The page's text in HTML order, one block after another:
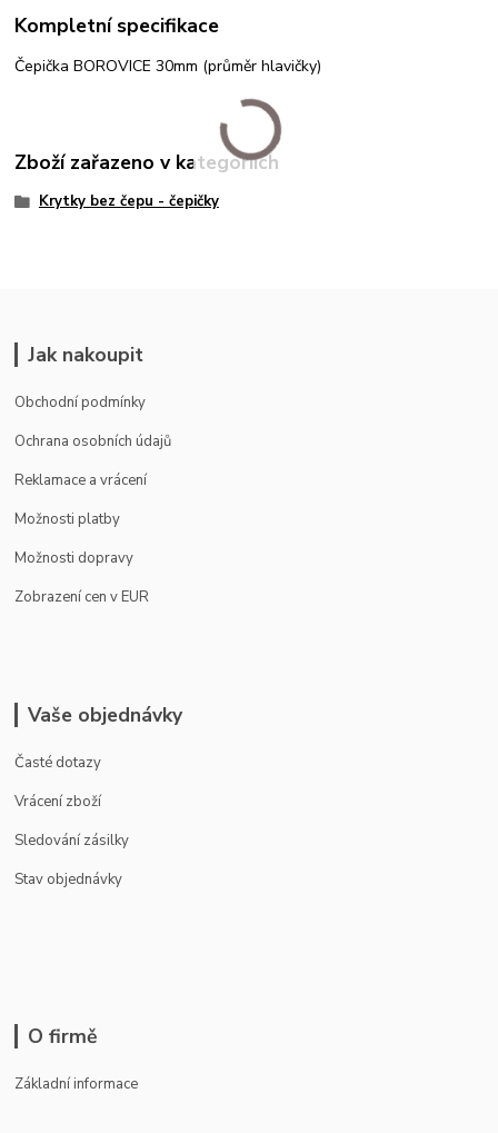
Kompletní specifikace
Čepička BOROVICE 30mm (průměr hlavičky)
Zboží zařazeno v kategoriích
Krytky bez čepu - čepičky
Jak nakoupit
Obchodní podmínky
Ochrana osobních údajů
Reklamace a vrácení
Možnosti platby
Možnosti dopravy
Zobrazení cen v EUR
Vaše objednávky
Časté dotazy
Vrácení zboží
Sledování zásilky
Stav objednávky
O firmě
Základní informace